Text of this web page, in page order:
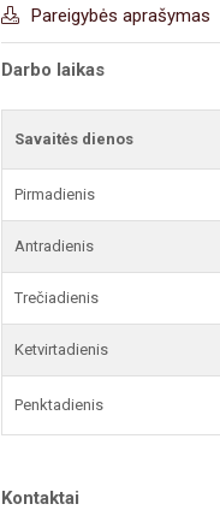
Pareigybės aprašymas
Darbo laikas
Savaitės dienos
Pirmadienis
Antradienis
Trečiadienis
Ketvirtadienis
Penktadienis
Kontaktai